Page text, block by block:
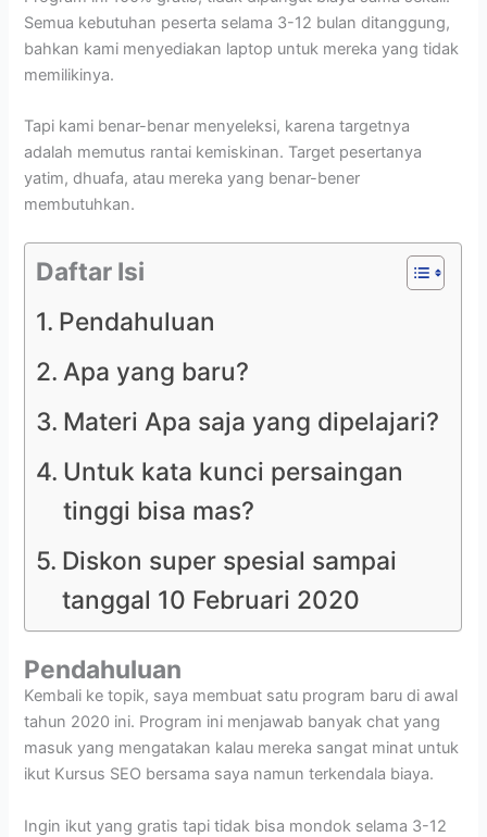
Semua kebutuhan peserta selama 3-12 bulan ditanggung,
bahkan kami menyediakan laptop untuk mereka yang tidak
memilikinya.
Tapi kami benar-benar menyeleksi, karena targetnya
adalah memutus rantai kemiskinan. Target pesertanya
yatim, dhuafa, atau mereka yang benar-bener
membutuhkan.
Daftar Isi
Pendahuluan
Apa yang baru?
Materi Apa saja yang dipelajari?
Untuk kata kunci persaingan
tinggi bisa mas?
Diskon super spesial sampai
tanggal 10 Februari 2020
Pendahuluan
Kembali ke topik, saya membuat satu program baru di awal
tahun 2020 ini. Program ini menjawab banyak chat yang
masuk yang mengatakan kalau mereka sangat minat untuk
ikut Kursus SEO bersama saya namun terkendala biaya.
Ingin ikut yang gratis tapi tidak bisa mondok selama 3-12